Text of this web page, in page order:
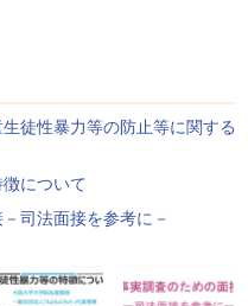
徒性暴力等の防止等に関する
について
司法面接を参考に－